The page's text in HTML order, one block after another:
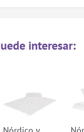
interesar: